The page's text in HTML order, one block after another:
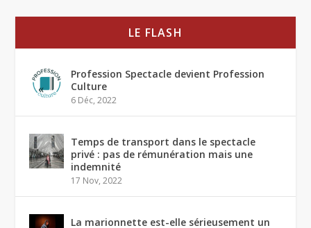
LE FLASH
Profession Spectacle devient Profession
Culture
6 Déc, 2022
Temps de transport dans le spectacle
privé : pas de rémunération mais une
indemnité
17 Nov, 2022
La marionnette est-elle sérieusement un